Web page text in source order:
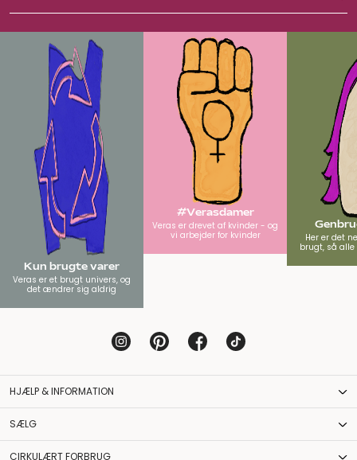
Kun brugte varer
Veras er et brugt univers, og
det ændrer sig aldrig
#Verasdamer
Veras er drevet af kvinder - og
vi arbejder for kvinder
Her er det
brugt, så
HJÆLP & INFORMATION
SÆLG
CIRKULÆRT FORBRUG